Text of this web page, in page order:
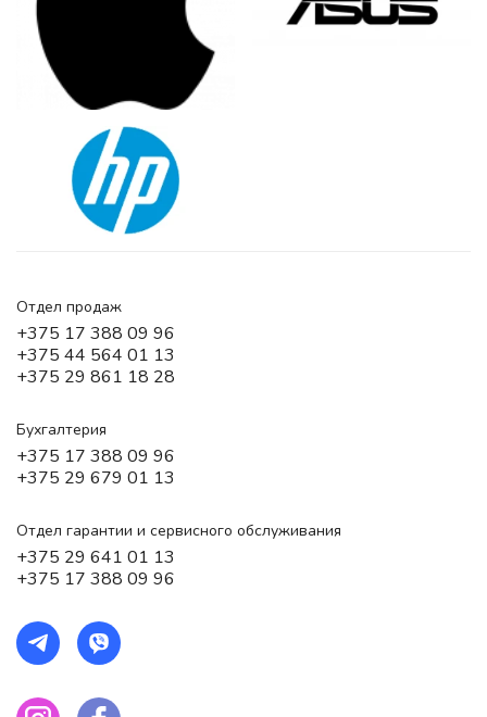
Отдел продаж
+375 17 388 09 96
+375 44 564 01 13
+375 29 861 18 28
Бухгалтерия
+375 17 388 09 96
+375 29 679 01 13
Отдел гарантии и сервисного обслуживания
+375 29 641 01 13
+375 17 388 09 96